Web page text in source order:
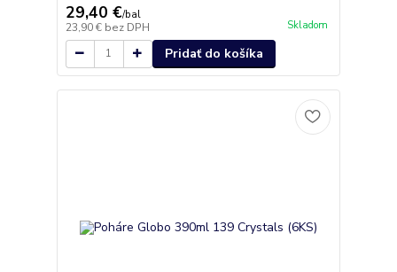
29,40 €/bal
23,90 € bez DPH Skladom
Pridať do košíka